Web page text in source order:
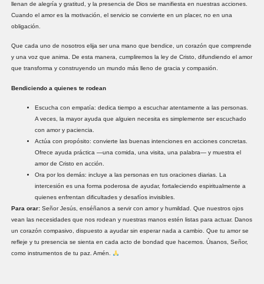
llenan de alegría y gratitud, y la presencia de Dios se manifiesta en nuestras acciones.
Cuando el amor es la motivación, el servicio se convierte en un placer, no en una
obligación.
Que cada uno de nosotros elija ser una mano que bendice, un corazón que comprende
y una voz que anima. De esta manera, cumpliremos la ley de Cristo, difundiendo el amor
que transforma y construyendo un mundo más lleno de gracia y compasión.
Bendiciendo a quienes te rodean
Escucha con empatía: dedica tiempo a escuchar atentamente a las personas.
A veces, la mayor ayuda que alguien necesita es simplemente ser escuchado
con amor y paciencia.
Actúa con propósito: convierte las buenas intenciones en acciones concretas.
Ofrece ayuda práctica —una comida, una visita, una palabra— y muestra el
amor de Cristo en acción.
Ora por los demás: incluye a las personas en tus oraciones diarias. La
intercesión es una forma poderosa de ayudar, fortaleciendo espiritualmente a
quienes enfrentan dificultades y desafíos invisibles.
Para orar: Señor Jesús, enséñanos a servir con amor y humildad. Que nuestros ojos
vean las necesidades que nos rodean y nuestras manos estén listas para actuar. Danos
un corazón compasivo, dispuesto a ayudar sin esperar nada a cambio. Que tu amor se
refleje y tu presencia se sienta en cada acto de bondad que hacemos. Úsanos, Señor,
como instrumentos de tu paz. Amén.